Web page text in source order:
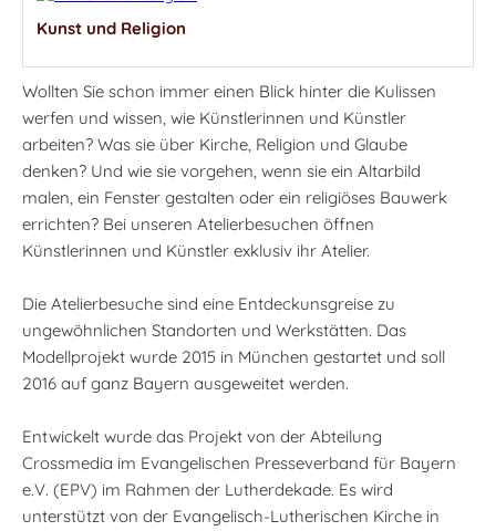
Kunst und Religion
Wollten Sie schon immer einen Blick hinter die Kulissen
werfen und wissen, wie Künstlerinnen und Künstler
arbeiten? Was sie über Kirche, Religion und Glaube
denken? Und wie sie vorgehen, wenn sie ein Altarbild
malen, ein Fenster gestalten oder ein religiöses Bauwerk
errichten? Bei unseren Atelierbesuchen öffnen
Künstlerinnen und Künstler exklusiv ihr Atelier.
Die Atelierbesuche sind eine Entdeckunsgreise zu
ungewöhnlichen Standorten und Werkstätten. Das
Modellprojekt wurde 2015 in München gestartet und soll
2016 auf ganz Bayern ausgeweitet werden.
Entwickelt wurde das Projekt von der Abteilung
Crossmedia im Evangelischen Presseverband für Bayern
e.V. (EPV) im Rahmen der Lutherdekade. Es wird
unterstützt von der Evangelisch-Lutherischen Kirche in